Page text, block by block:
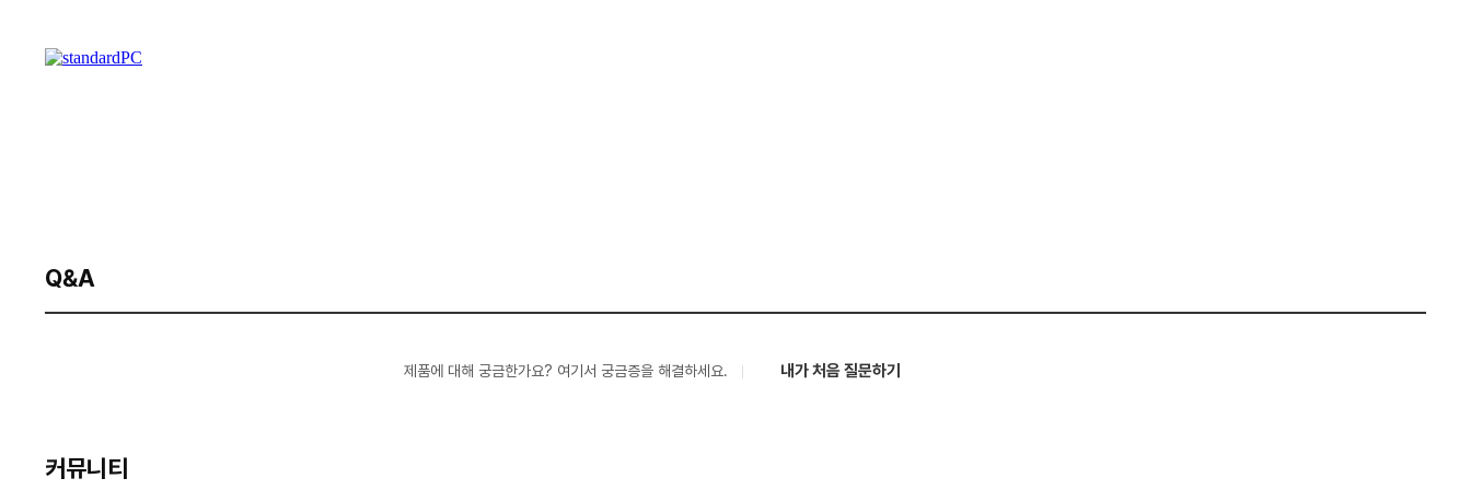
Q&A
제품에 대해 궁금한가요? 여기서 궁금증을 해결하세요. 내가 처음 질문하기
커뮤니티